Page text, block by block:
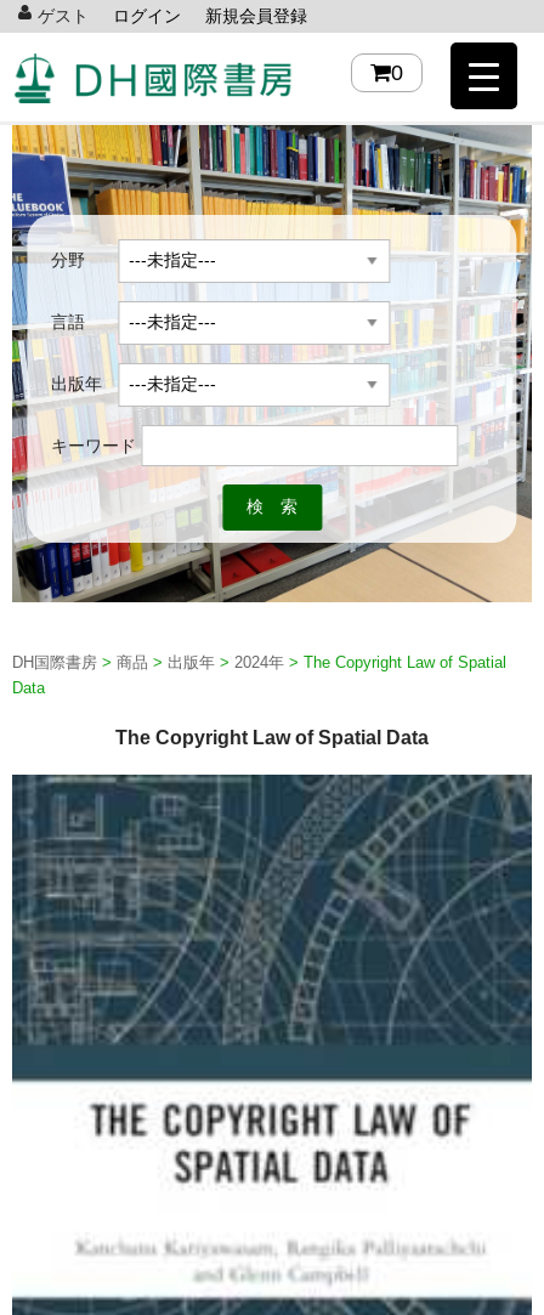
ゲスト ログイン 新規会員登録
0
分野
言語
出版年
キーワード
DH国際書房 > 商品 > 出版年 > 2024年 > The Copyright Law of Spatial
Data
The Copyright Law of Spatial Data